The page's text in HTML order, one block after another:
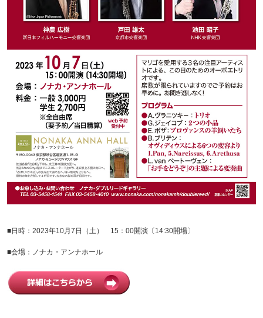
■日時：2023年10月7日（土） 15：00開演〔14:30開場〕
■会場：ノナカ・アンナホール